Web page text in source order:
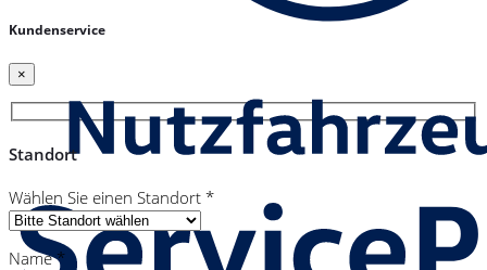
Kundenservice
×
Standort
Wählen Sie einen Standort *
Name *